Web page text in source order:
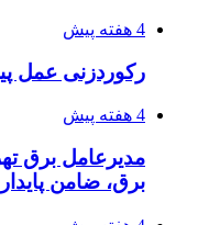
۱۴۰۵/۰۴/۱۴
دقیق‌ترین ابزارها
۱۴۰۵/۰۴/۱۴